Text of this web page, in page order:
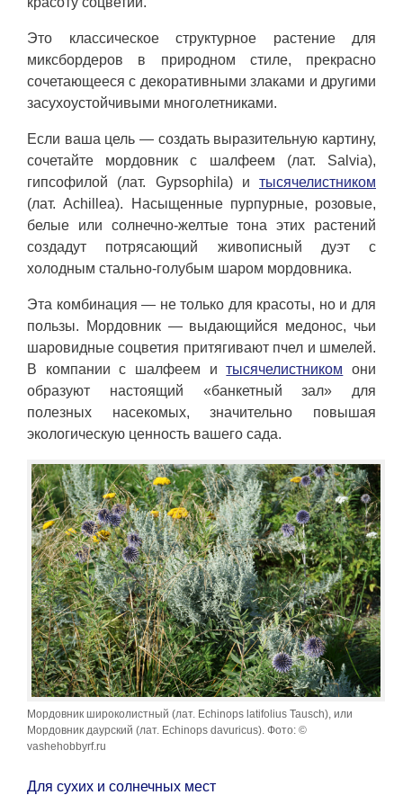
Это классическое структурное растение для
миксбордеров в природном стиле, прекрасно
сочетающееся с декоративными злаками и другими
засухоустойчивыми многолетниками.
Если ваша цель — создать выразительную картину,
сочетайте мордовник с шалфеем (лат. Salvia),
гипсофилой (лат. Gypsophila) и тысячелистником
(лат. Achillea). Насыщенные пурпурные, розовые,
белые или солнечно-желтые тона этих растений
создадут потрясающий живописный дуэт с
холодным стально-голубым шаром мордовника.
Эта комбинация — не только для красоты, но и для
пользы. Мордовник — выдающийся медонос, чьи
шаровидные соцветия притягивают пчел и шмелей.
В компании с шалфеем итысячелистником они
образуют настоящий «банкетный зал» для
полезных насекомых, значительно повышая
экологическую ценность вашего сада.
Мордовник широколистный (лат. Echinops latifolius Tausch), или
Мордовник даурский (лат. Echinops davuricus). Фото: ©
vashehobbyrf.ru
Для сухих и солнечных мест